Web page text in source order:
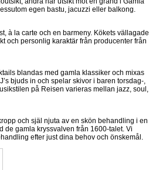
egen bastu, jacuzzi eller balkong.
à la carte och en barmeny. Kökets vällagade
och personlig karaktär från producenter från
blandas med gamla klassiker och mixas
bjuds in och spelar skivor i baren torsdag-,
på Reisen varieras mellan jazz, soul,
och själ njuta av en skön behandling i en
de gamla kryssvalven från 1600-talet. Vi
efter just dina behov och önskemål.